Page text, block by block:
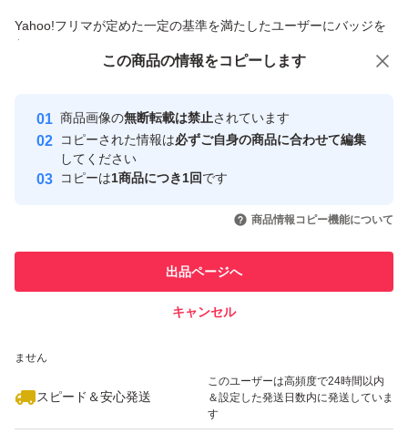
Yahoo!フリマが定めた一定の基準を満たしたユーザーにバッジを
付与しています
安心取引出品者
心・安全なユーザーです
取引実績
引を完了させた実績があります
での取引実績があります
ません
スピード＆安心発送
このユーザーは高頻度で24時間以内
＆設定した発送日数内に発送していま
す
この商品の情報をコピーします
商品画像の無断転載は禁止されています
コピーされた情報は必ずご自身の商品に合わせて編集
してください
コピーは1商品につき1回です
商品情報コピー機能について
出品ページへ
キャンセル
この商品をみている人にオススメ